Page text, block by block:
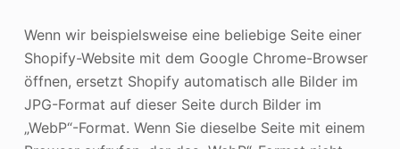
Wenn wir beispielsweise eine beliebige Seite einer
Shopify-Website mit dem Google Chrome-Browser
öffnen, ersetzt Shopify automatisch alle Bilder im
JPG-Format auf dieser Seite durch Bilder im
„WebP“-Format. Wenn Sie dieselbe Seite mit einem